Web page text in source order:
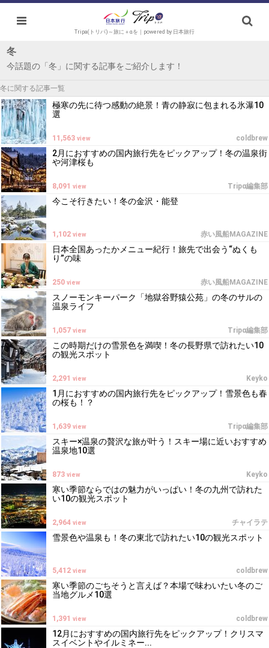
Tripa(トリパ)～旅に＋αを｜powered by 日本旅行
冬
今話題の「冬」に関する記事をご紹介します！
冬に関する記事一覧
極寒の先に待つ感動の絶景！青の静寂に包まれる氷瀑10
選
coldbrew
11,563 view
2月におすすめの国内旅行先をピックアップ！冬の温泉街
や河津桜も
Tripα編集部
8,091 view
今こそ行きたい！冬の金沢・能登
赤い風船MAGAZINE
1,102 view
日本全国あったかメニュー紀行！旅先で出会う“ぬくも
り”の味
赤い風船MAGAZINE
250 view
スノーモンキーパーク「地獄谷野猿公苑」の冬のサルの
温泉ライフ
Tripα編集部
1,057 view
この時期だけの雪景色を満喫！冬の長野県で訪れたい10
の観光スポット
Keyko
2,291 view
1月におすすめの国内旅行先をピックアップ！雪景色も春
の桜も！？
Tripα編集部
1,639 view
スキー×温泉の贅沢な旅が叶う！スキー場に近いおすすめ
温泉地10選
Keyko
873 view
寒い季節ならではの魅力がいっぱい！冬の九州で訪れた
い10の観光スポット
チャイラテ
2,964 view
雪景色や温泉も！冬の東北で訪れたい10の観光スポット
coldbrew
5,412 view
寒い季節のごちそうと言えば？本場で味わいたい冬のご
当地グルメ10選
coldbrew
1,391 view
12月におすすめの国内旅行先をピックアップ！クリスマ
スイベントやイルミネー...